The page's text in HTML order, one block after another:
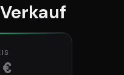
€